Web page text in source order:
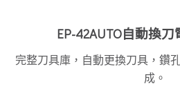
EP-42AUTO自動換
完整刀具庫，自動更換刀具，鑽
成。